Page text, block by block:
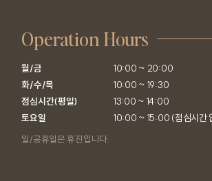
Operation Hours
월/금
화/수/목
점심시간(평일)
토요일
10:00 ~ 20:00
10:00 ~ 19:30
13:00 ~ 14:00
10:00 ~ 15:00 (점심시간
일/공휴일은 휴진입니다.